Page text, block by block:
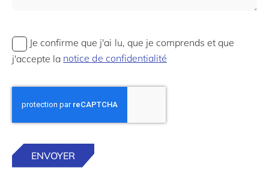
Je confirme que j'ai lu, que je comprends et que
j'accepte la notice de confidentialité